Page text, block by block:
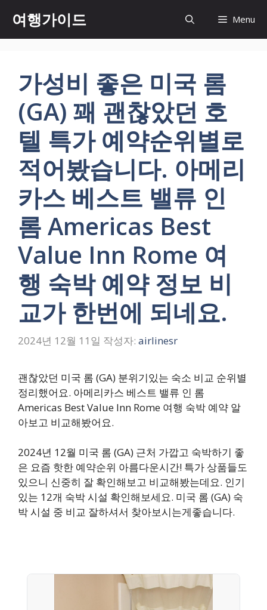
츠
여행가이드 Menu
가성비 좋은 미국 롬
(GA) 꽤 괜찮았던 호
텔 특가 예약순위별로
적어봤습니다. 아메리
카스 베스트 밸류 인
롬 Americas Best
Value Inn Rome 여
행 숙박 예약 정보 비
교가 한번에 되네요.
2024년 12월 11일 작성자: airlinesr
괜찮았던 미국 롬 (GA) 분위기있는 숙소 비교 순위별
정리했어요. 아메리카스 베스트 밸류 인 롬
Americas Best Value Inn Rome 여행 숙박 예약 알
아보고 비교해봤어요.
2024년 12월 미국 롬 (GA) 근처 가깝고 숙박하기 좋
은 요즘 핫한 예약순위 아름다운시간! 특가 상품들도
있으니 신중히 잘 확인해보고 비교해봤는데요. 인기
있는 12개 숙박 시설 확인해보세요. 미국 롬 (GA) 숙
박 시설 중 비교 잘하셔서 찾아보시는게좋습니다.